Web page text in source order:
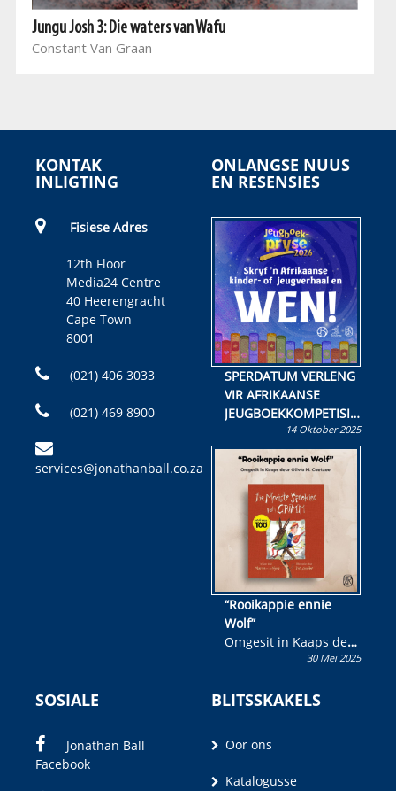
Jungu Josh 3: Die waters van Wafu
Constant Van Graan
KONTAK
INLIGTING
Fisiese Adres
12th Floor
Media24 Centre
40 Heerengracht
Cape Town
8001
(021) 406 3033
(021) 469 8900
services@jonathanball.co.za
ONLANGSE NUUS
EN RESENSIES
SPERDATUM VERLENG
VIR AFRIKAANSE
JEUGBOEKKOMPETISIE
Skryf ’n jeugboek of
kinderboek en staan ’n
kans om R50 000 te
wen!
14 Oktober 2025
“Rooikappie ennie
Wolf”
Omgesit in Kaaps deur
Olivia M. Coetzee30 Mei 2025
SOSIALE
Jonathan Ball
Facebook
BLITSSKAKELS
Oor ons
Katalogusse